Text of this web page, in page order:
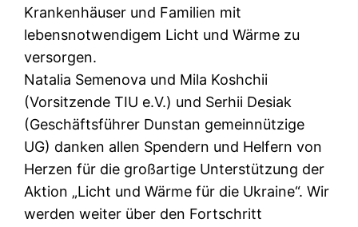
Krankenhäuser und Familien mit
lebensnotwendigem Licht und Wärme zu
versorgen.
​Natalia Semenova und Mila Koshchii
(Vorsitzende TIU e.V.) und Serhii Desiak
(Geschäftsführer Dunstan gemeinnützige
UG) danken allen Spendern und Helfern von
Herzen für die großartige Unterstützung der
Aktion „Licht und Wärme für die Ukraine“. Wir
werden weiter über den Fortschritt